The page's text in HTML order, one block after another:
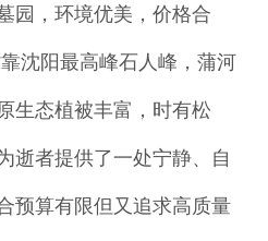
园，环境优美，价格合
沈阳最高峰石人峰，蒲河
生态植被丰富，时有松
逝者提供了一处宁静、自
预算有限但又追求高质量